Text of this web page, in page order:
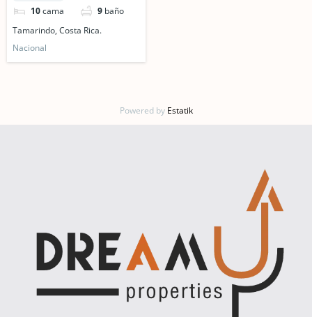
Tamarindo, Costa Rica.
10cama 9 baño
Tamarindo, Costa Rica.
Nacional
Powered by Estatik